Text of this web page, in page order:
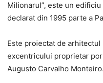
Milionarul”, este un
declarat din 1995 parte a
Este proiectat de
excentricului proprietar
Augusto Carvalho Monteiro.